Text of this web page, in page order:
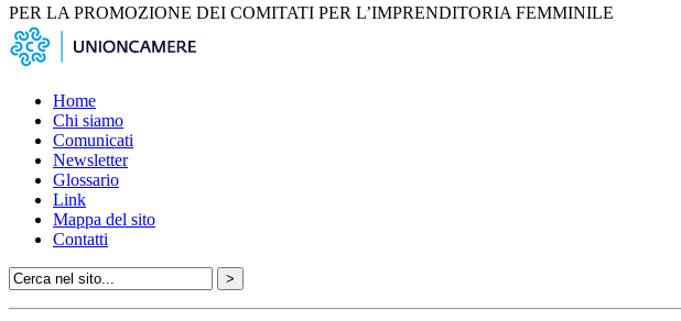
PER LA PROMOZIONE DEI COMITATI PER L’IMPRENDITORIA FEMMINILE
Home
Chi siamo
Comunicati
Newsletter
Glossario
Link
Mappa del sito
Contatti